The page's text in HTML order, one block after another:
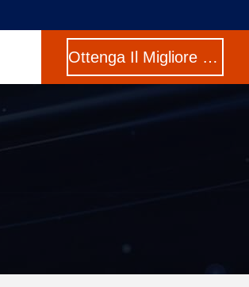
Ottenga Il Migliore Prezzo